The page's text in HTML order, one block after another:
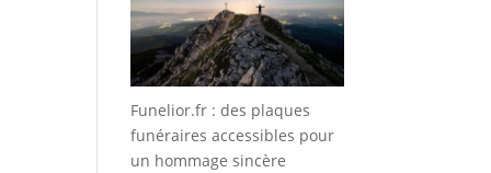
Funelior.fr : des plaques
funéraires accessibles pour
un hommage sincère